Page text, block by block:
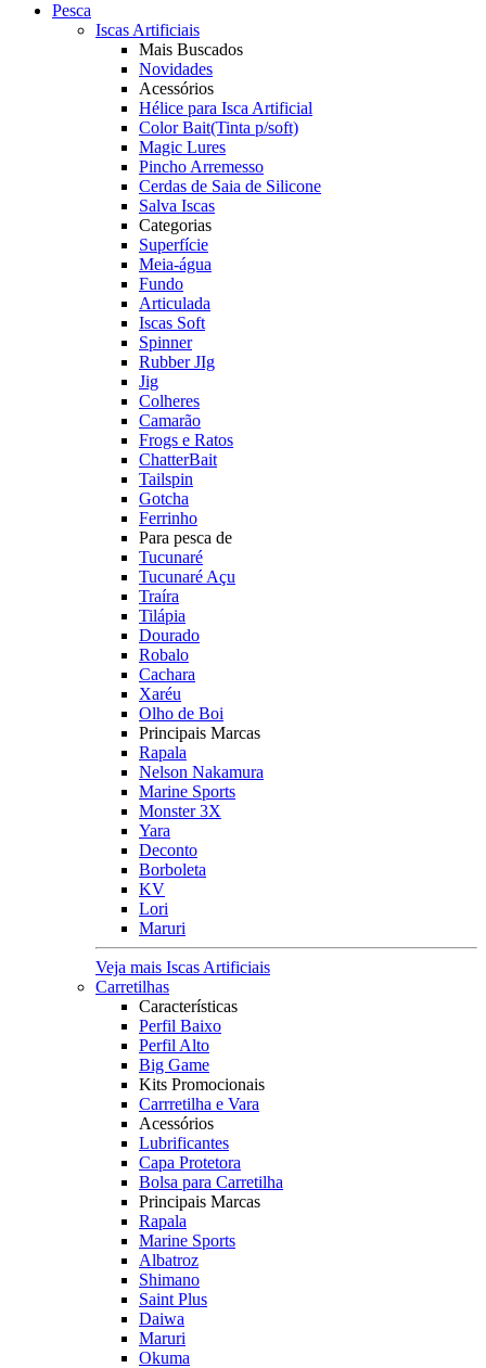
Pesca
Iscas Artificiais
Mais Buscados
Novidades
Acessórios
Hélice para Isca Artificial
Color Bait(Tinta p/soft)
Magic Lures
Pincho Arremesso
Cerdas de Saia de Silicone
Salva Iscas
Categorias
Superfície
Meia-água
Fundo
Articulada
Iscas Soft
Spinner
Rubber JIg
Jig
Colheres
Camarão
Frogs e Ratos
ChatterBait
Tailspin
Gotcha
Ferrinho
Para pesca de
Tucunaré
Tucunaré Açu
Traíra
Tilápia
Dourado
Robalo
Cachara
Xaréu
Olho de Boi
Principais Marcas
Rapala
Nelson Nakamura
Marine Sports
Monster 3X
Yara
Deconto
Borboleta
KV
Lori
Maruri
Veja mais Iscas Artificiais
Carretilhas
Características
Perfil Baixo
Perfil Alto
Big Game
Kits Promocionais
Carrretilha e Vara
Acessórios
Lubrificantes
Capa Protetora
Bolsa para Carretilha
Principais Marcas
Rapala
Marine Sports
Albatroz
Shimano
Saint Plus
Daiwa
Maruri
Okuma